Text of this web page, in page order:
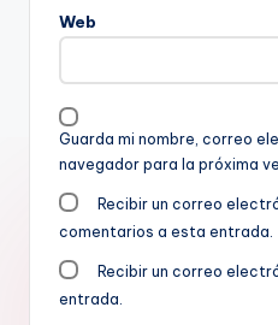
Web
Guarda mi nombre, correo
navegador para la próxima
Recibir un correo
comentarios a esta entrada.
Recibir un correo
entrada.